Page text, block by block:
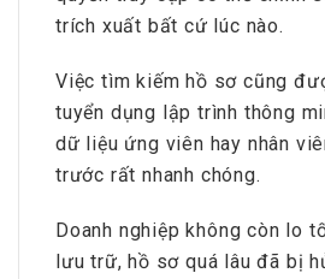
trích xuất bất cứ lúc nào.
Việc tìm kiếm hồ sơ cũng
tuyển dụng lập trình thông
dữ liệu ứng viên hay nhân
trước rất nhanh chóng.
Doanh nghiệp không còn lo
lưu trữ, hồ sơ quá lâu đã bị